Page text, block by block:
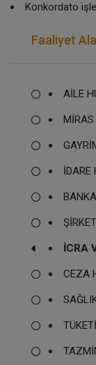
Konkordato
Faaliyet
AİLE
MİRAS
İDARE
İCRA
CEZA